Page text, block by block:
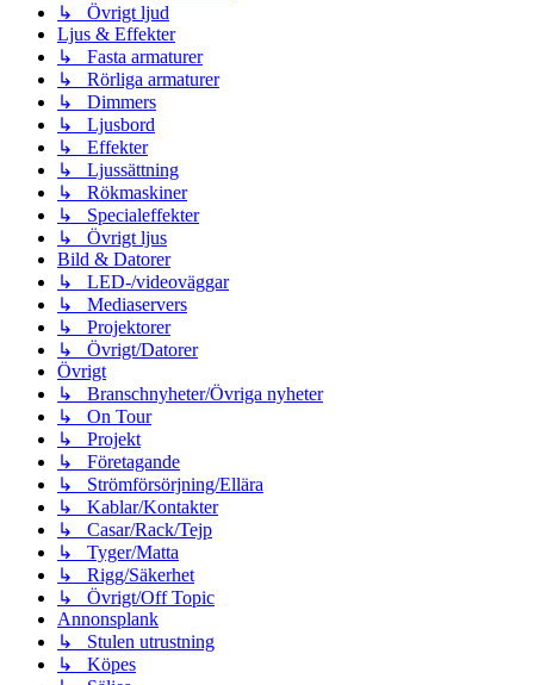
↳ Övrigt ljud
Ljus & Effekter
↳ Fasta armaturer
↳ Rörliga armaturer
↳ Dimmers
↳ Ljusbord
↳ Effekter
↳ Ljussättning
↳ Rökmaskiner
↳ Specialeffekter
↳ Övrigt ljus
Bild & Datorer
↳ LED-/videoväggar
↳ Mediaservers
↳ Projektorer
↳ Övrigt/Datorer
Övrigt
↳ Branschnyheter/Övriga nyheter
↳ On Tour
↳ Projekt
↳ Företagande
↳ Strömförsörjning/Ellära
↳ Kablar/Kontakter
↳ Casar/Rack/Tejp
↳ Tyger/Matta
↳ Rigg/Säkerhet
↳ Övrigt/Off Topic
Annonsplank
↳ Stulen utrustning
↳ Köpes